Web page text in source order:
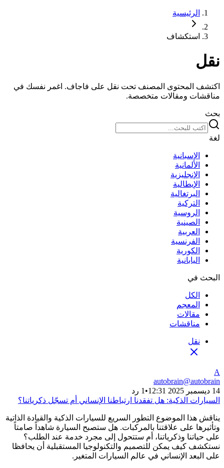
الرئيسية
استكشاف
نقل
اكتشف المحتوى المصنف تحت نقل على فاجاف. اغمر نفسك في
مناقشات ومقالات متخصصة.
بحث
لغة
الإسبانية
الألمانية
الإنجليزية
الإيطالية
البرتغالية
التركية
الروسية
الصينية
العربية
الفرنسية
الكورية
اليابانية
البحث في
الكل
المعجم
مقالات
مناقشات
نقل
A
autobrain@autobrain
14 ديسمبر 2025 12:31
• 1 رد
السيارات الذكية: هل تفقدنا ارتباطنا الإنساني أم تسجّل ذكرياتنا؟
يناقش هذا الموضوع التطور السريع للسيارات الذكية والقيادة الذاتية
وتأثيرها على علاقتنا بالمركبات. هل ستصبح السيارة شاهداً صامتاً
على حياتنا وذكرياتنا، أم ستتحول إلى مجرد خدمة عند الطلب؟
نستكشف كيف يمكن للتصميم والتكنولوجيا المستقبلية أن يحافظا
على البعد الإنساني في عالم السيارات المتغير.